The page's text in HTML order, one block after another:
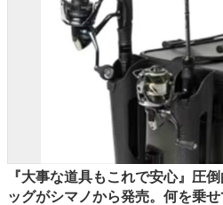
『大事な道具もこれで安心』圧
ッグがシマノから発売。何を乗